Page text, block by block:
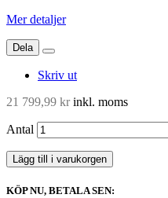
Mer detaljer
Dela
Skriv ut
21 799,99 krinkl. moms
Antal
Lägg till i varukorgen
KÖP NU, BETALA SEN: